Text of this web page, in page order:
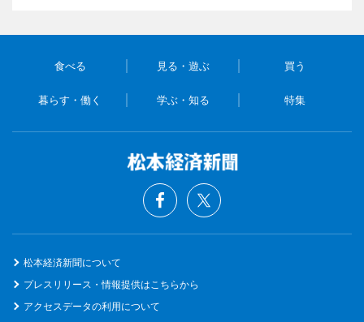
食べる 見る・遊ぶ 買う
暮らす・働く 学ぶ・知る 特集
松本経済新聞について
プレスリリース・情報提供はこちらから
アクセスデータの利用について